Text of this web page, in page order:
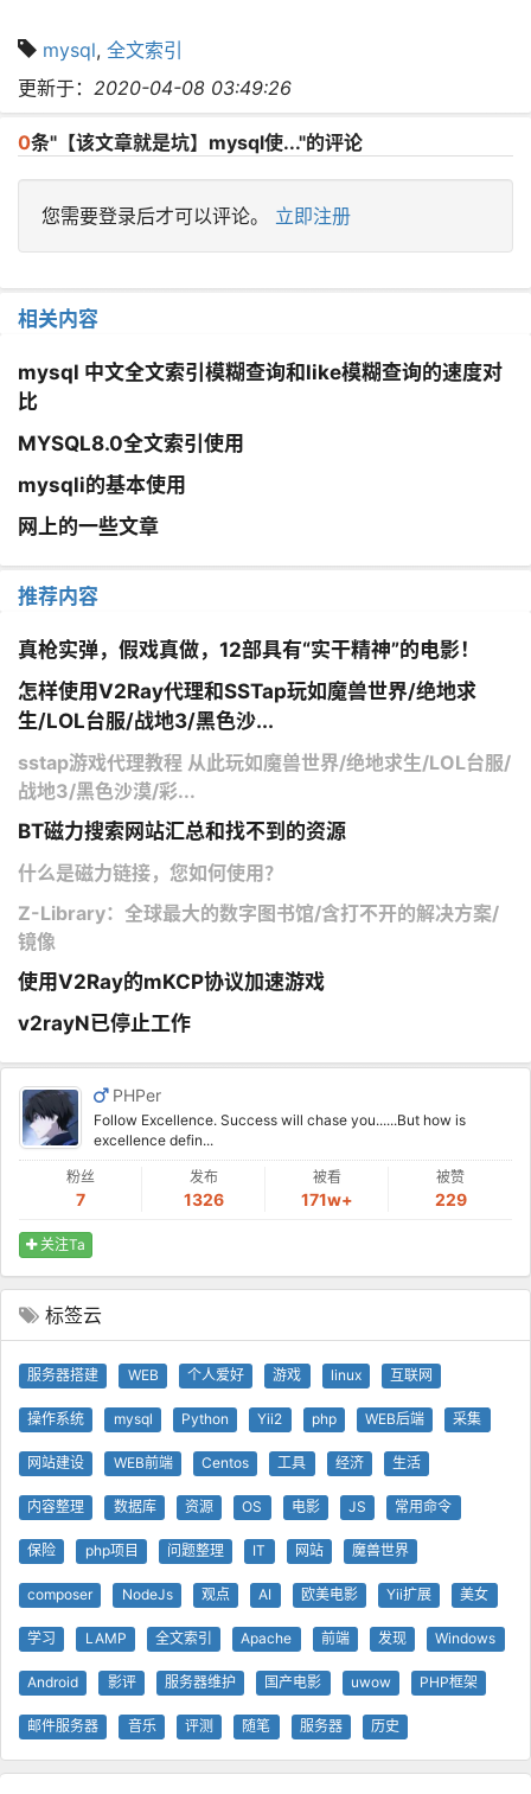
mysql, 全文索引
更新于： 2020-04-08 03:49:26
0条"【该文章就是坑】mysql使..."的评论
您需要登录后才可以评论。 立即注册
相关内容
mysql 中文全文索引模糊查询和like模糊查询的速度对
比
MYSQL8.0全文索引使用​
mysqli的基本使用
网上的一些文章
推荐内容
真枪实弹，假戏真做，12部具有“实干精神”的电影！
怎样使用V2Ray代理和SSTap玩如魔兽世界/绝地求
生/LOL台服/战地3/黑色沙...
sstap游戏代理教程 从此玩如魔兽世界/绝地求生/LOL台服/
战地3/黑色沙漠/彩...
BT磁力搜索网站汇总和找不到的资源
什么是磁力链接，您如何使用？
Z-Library：全球最大的数字图书馆/含打不开的解决方案/
镜像
使用V2Ray的mKCP协议加速游戏
v2rayN已停止工作
PHPer
Follow Excellence. Success will chase you......But how is
excellence defin...
粉丝
7
发布
1326
被看
171w+
被赞
229
关注Ta
标签云
服务器搭建 WEB 个人爱好 游戏 linux 互联网
操作系统 mysql Python Yii2 php WEB后端 采集
网站建设 WEB前端 Centos 工具 经济 生活
内容整理 数据库 资源 OS 电影 JS 常用命令
保险 php项目 问题整理 IT 网站 魔兽世界
composer NodeJs 观点 AI 欧美电影 Yii扩展 美女
学习 LAMP 全文索引 Apache 前端 发现 Windows
Android 影评 服务器维护 国产电影 uwow PHP框架
邮件服务器 音乐 评测 随笔 服务器 历史